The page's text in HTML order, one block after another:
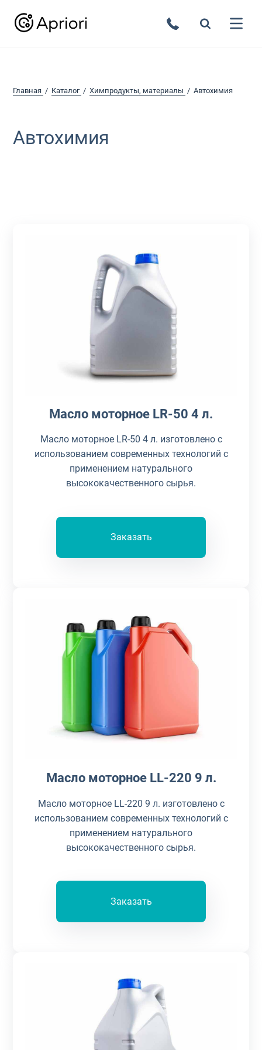
Главная Каталог Химпродукты, материалы Автохимия
Автохимия
Масло моторное LR-50 4 л.
Масло моторное LR-50 4 л. изготовлено с
использованием современных технологий с
применением натурального
высококачественного сырья.
Заказать
Масло моторное LL-220 9 л.
Масло моторное LL-220 9 л. изготовлено с
использованием современных технологий с
применением натурального
высококачественного сырья.
Заказать